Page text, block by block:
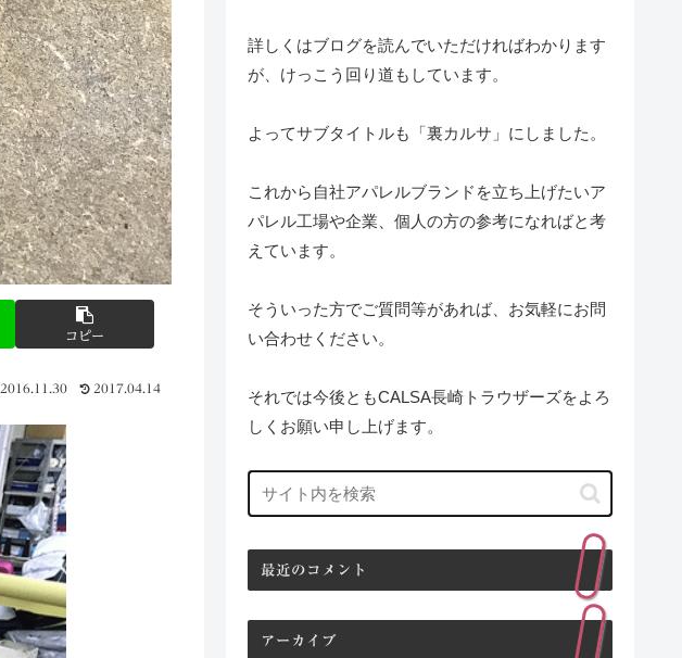
コピー
2016.11.30 2017.04.14
詳しくはブログを読んでいただければわかります
が、けっこう回り道もしています。
よってサブタイトルも「裏カルサ」にしました。
これから自社アパレルブランドを立ち上げたいア
パレル工場や企業、個人の方の参考になればと考
えています。
そういった方でご質問等があれば、お気軽にお問
い合わせください。
それでは今後ともCALSA長崎トラウザーズをよろ
しくお願い申し上げます。
最近のコメント
アーカイブ